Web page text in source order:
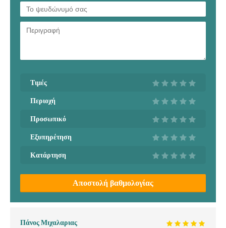
Τιμές
Περιοχή
Προσωπικό
Εξυπηρέτηση
Κατάρτηση
Αποστολή βαθμολογίας
Πάνος Μιχαλαριας